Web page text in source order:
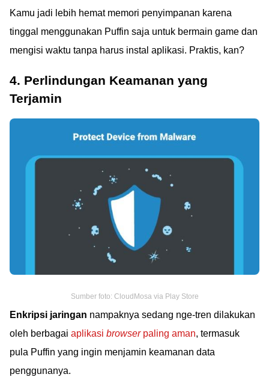
Kamu jadi lebih hemat memori penyimpanan karena
tinggal menggunakan Puffin saja untuk bermain game dan
mengisi waktu tanpa harus instal aplikasi. Praktis, kan?
4. Perlindungan Keamanan yang
Terjamin
Sumber foto: CloudMosa via Play Store
Enkripsi jaringan nampaknya sedang nge-tren dilakukan
oleh berbagai aplikasi browserpaling aman, termasuk
pula Puffin yang ingin menjamin keamanan data
penggunanya.